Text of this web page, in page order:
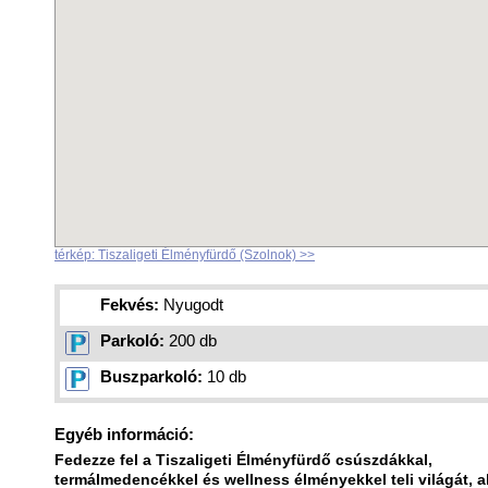
térkép: Tiszaligeti Élményfürdő (Szolnok) >>
Fekvés: Nyugodt
Parkoló: 200 db
Buszparkoló: 10 db
Egyéb információ:
Fedezze fel a Tiszaligeti Élményfürdő csúszdákkal,
termálmedencékkel és wellness élményekkel teli világát,